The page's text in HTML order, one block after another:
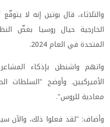
والثلاثاء، قال بوتين إنه لا
الخارجية حيال روسيا بغضّ
المتحدة في العام 2024.
واتهم واشنطن بإذكاء
الأميركيين. وأوضح "السلطات
معادية للروس".
وأضاف: "لقد فعلوا ذلك، والآن